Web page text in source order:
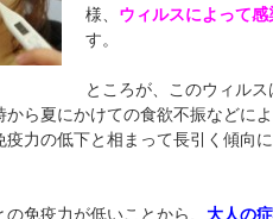
様、 ウィルスによって感
す。
ところが、このウィルス
から夏にかけての食欲不振などに
力の低下と相まって長引く傾向に
の免疫力が低いことから、 大人の